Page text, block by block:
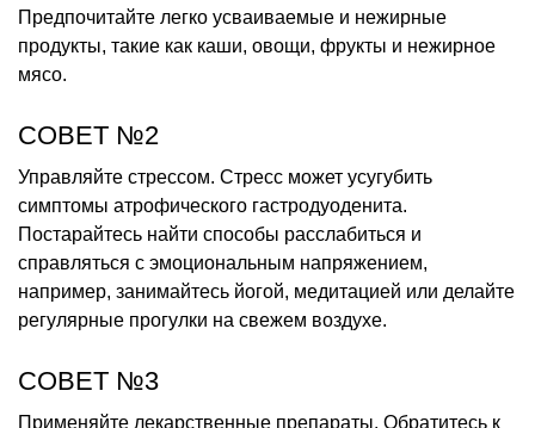
Предпочитайте легко усваиваемые и нежирные
продукты, такие как каши, овощи, фрукты и нежирное
мясо.
СОВЕТ №2
Управляйте стрессом. Стресс может усугубить
симптомы атрофического гастродуоденита.
Постарайтесь найти способы расслабиться и
справляться с эмоциональным напряжением,
например, занимайтесь йогой, медитацией или делайте
регулярные прогулки на свежем воздухе.
СОВЕТ №3
Применяйте лекарственные препараты. Обратитесь к